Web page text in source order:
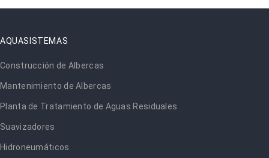
AQUASISTEMAS
Construcción de Albercas
Mantenimiento de Albercas
Planta de Tratamiento de Aguas Residuales
Suavizadores
Hidroneumáticos